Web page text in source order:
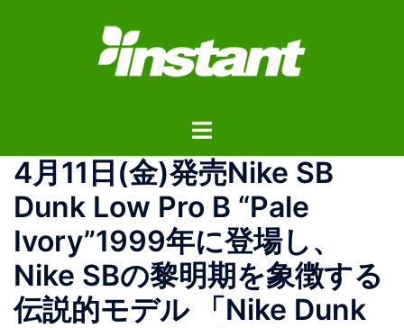
ス
ト
ル
ニ
ュ
ー
4月11日(金)発売Nike SB
Dunk Low Pro B “Pale
Ivory”1999年に登場し、
Nike SBの黎明期を象徴する
伝説的モデル 「Nike Dunk